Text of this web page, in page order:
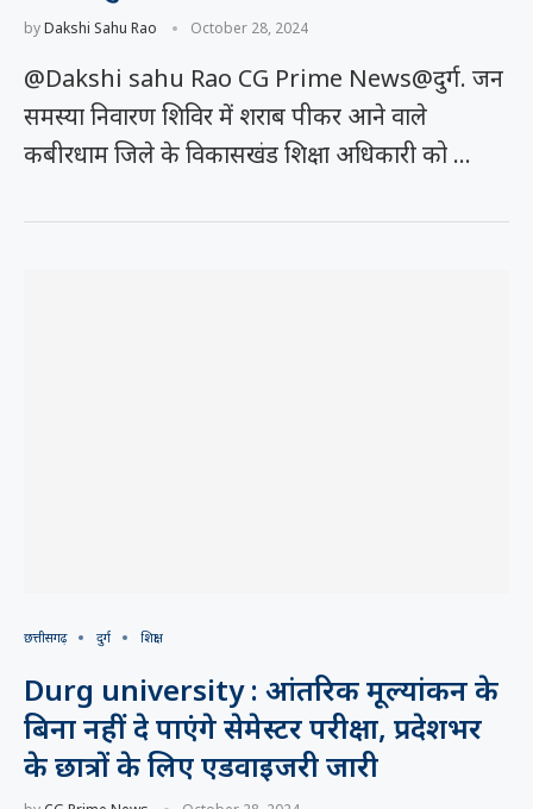
byDakshi Sahu Rao October 28, 2024
@Dakshi sahu Rao CG Prime News@दुर्ग. जन
समस्या निवारण शिविर में शराब पीकर आने वाले
कबीरधाम जिले के विकासखंड शिक्षा अधिकारी को …
छत्तीसगढ़ दुर्ग शिक्षा
Durg university : आंतरिक मूल्यांकन के
बिना नहीं दे पाएंगे सेमेस्टर परीक्षा, प्रदेशभर
के छात्रों के लिए एडवाइजरी जारी